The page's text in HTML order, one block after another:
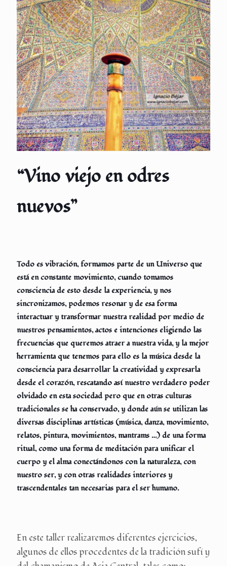
“Vino viejo en odres
nuevos”
Todo es vibración, formamos parte de un Universo que
está en constante movimiento, cuando tomamos
consciencia de esto desde la experiencia, y nos
sincronizamos, podemos resonar y de esa forma
interactuar y transformar nuestra realidad por medio de
nuestros pensamientos, actos e intenciones eligiendo las
frecuencias que queremos atraer a nuestra vida, y la mejor
herramienta que tenemos para ello es la música desde la
consciencia para desarrollar la creatividad y expresarla
desde el corazón, rescatando así nuestro verdadero poder
olvidado en esta sociedad pero que en otras culturas
tradicionales se ha conservado, y donde aún se utilizan las
diversas disciplinas artísticas (música, danza, movimiento,
relatos, pintura, movimientos, mantrams …) de una forma
ritual, como una forma de meditación para unificar el
cuerpo y el alma conectándonos con la naturaleza, con
nuestro ser, y con otras realidades interiores y
trascendentales tan necesarias para el ser humano.
En este taller realizaremos diferentes ejercicios,
algunos de ellos procedentes de la tradición sufí y